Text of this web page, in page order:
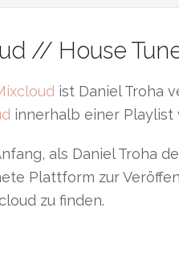
// House
ist Daniel Troha
innerhalb einer Playlist
als Daniel Troha
Plattform zur
zu finden.